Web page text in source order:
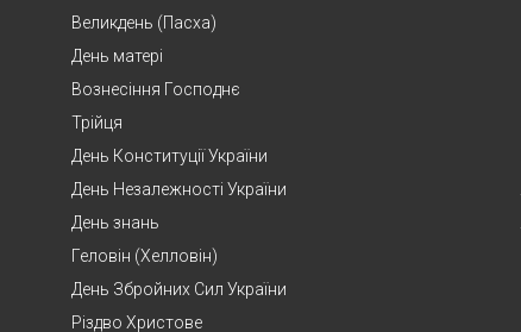
Великдень (Пасха)
День матері
Вознесіння Господнє
Трійця
День Конституції України
День Незалежності України
День знань
Геловін (Хелловін)
День Збройних Сил України
Різдво Христове